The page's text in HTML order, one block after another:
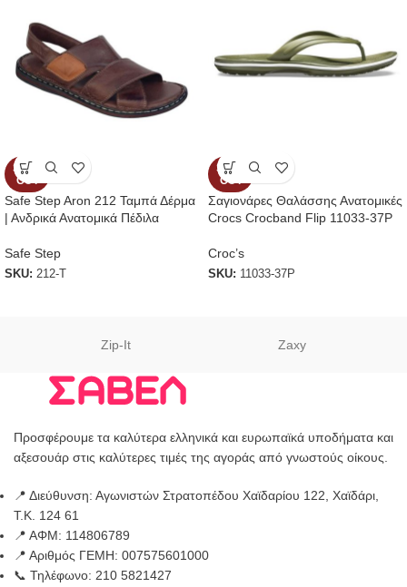
SOLD
OUT
Safe Step Aron 212 Ταμπά Δέρμα
| Ανδρικά Ανατομικά Πέδιλα
Safe Step
SKU: 212-Τ
SOLD
OUT
Σαγιονάρες Θαλάσσης Ανατομικές
Crocs Crocband Flip 11033-37P
Croc’s
SKU: 11033-37P
Zip-It Zaxy
Προσφέρουμε τα καλύτερα ελληνικά και ευρωπαϊκά υποδήματα και
αξεσουάρ στις καλύτερες τιμές της αγοράς από γνωστούς οίκους.
📍 Διεύθυνση: Αγωνιστών Στρατοπέδου Χαϊδαρίου 122, Χαϊδάρι,
Τ.Κ. 124 61
📍 ΑΦΜ: 114806789
📍 Αριθμός ΓΕΜΗ: 007575601000
📞 Τηλέφωνο: 210 5821427